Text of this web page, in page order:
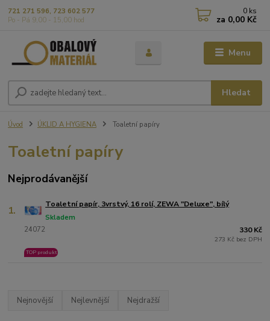
Menu
Hledat
721 271 596, 723 602 577
Po - Pá 9,00 - 15,00 hod
0 ks
za 0,00 Kč
Úvod ÚKLID A HYGIENA Toaletní papíry
Toaletní papíry
Nejprodávanější
1. Toaletní papír, 3vrstvý, 16 rolí, ZEWA "Deluxe", bílý
24072
Skladem
TOP produkt
330 Kč
273 Kč bez DPH
Nejnovější Nejlevnější Nejdražší